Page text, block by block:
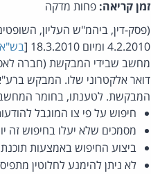
זמן קריאה: פחות מדקה
(פסק-דין, ביהמ"ש העליון,
4.2.2010 ומיום 18.3.2010 [
בש"א 9455/09
מחשב שבידי המבקשת (חברה
המבקשת. לטענתו, בחומר המחשב
חיפוש על פי צו המוגבל
מסמכים שלא יעלו בחיפוש זה
ביצוע החיפוש באמצעות
לא ניתן להימנע לחלוטין